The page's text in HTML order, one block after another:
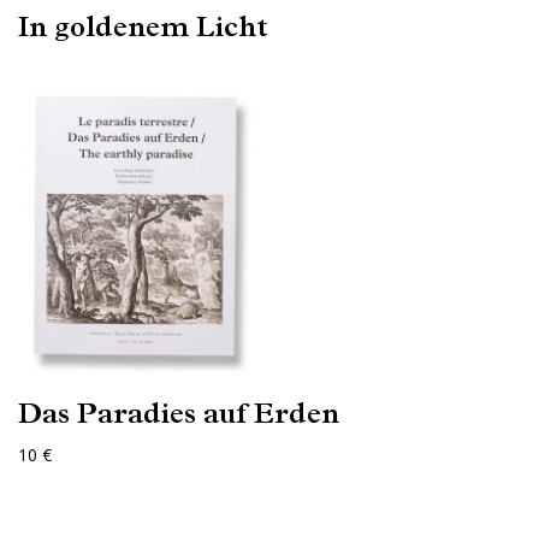
In goldenem Licht
Das Paradies auf Erden
10 €